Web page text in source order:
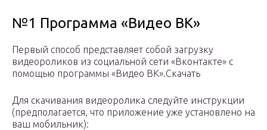
№1 Программа «Видео ВК»
Первый способ представляет собой загрузку
видеороликов из социальной сети «Вконтакте» с
помощью программы «Видео ВК».Скачать
Для скачивания видеоролика следуйте инструкции
(предполагается, что приложение уже установлено на
ваш мобильник):